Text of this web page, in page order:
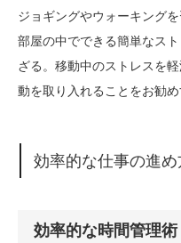
ジョギングやウォーキング
部屋の中でできる簡単なス
ざる。移動中のストレスを
動を取り入れることをお勧め
効率的な仕事の進め
効率的な時間管理術